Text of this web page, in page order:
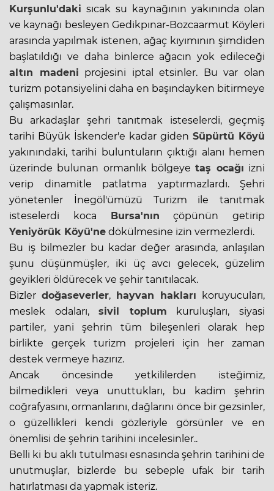
Kurşunlu'daki sıcak su kaynağının yakınında olan
ve kaynağı besleyen Gedikpınar-Bozcaarmut Köyleri
arasında yapılmak istenen, ağaç kıyımının şimdiden
başlatıldığı ve daha binlerce ağacın yok edileceği
altın madeni projesini iptal etsinler. Bu var olan
turizm potansiyelini daha en başındayken bitirmeye
çalışmasınlar.
Bu arkadaşlar şehri tanıtmak isteselerdi, geçmiş
tarihi Büyük İskender'e kadar giden Süpürtü Köyü
yakınındaki, tarihi buluntuların çıktığı alanı hemen
üzerinde bulunan ormanlık bölgeyetaş ocağı izni
verip dinamitle patlatma yaptırmazlardı. Şehri
yönetenler İnegöl'ümüzü Turizm ile tanıtmak
isteselerdi koca Bursa'nın çöpünün getirip
Yeniyörük Köyü'ne dökülmesine izin vermezlerdi.
Bu iş bilmezler bu kadar değer arasında, anlaşılan
şunu düşünmüşler, iki üç avcı gelecek, güzelim
geyikleri öldürecek ve şehir tanıtılacak.
Bizler doğaseverler, hayvan hakları koruyucuları,
meslek odaları,sivil toplum kuruluşları, siyasi
partiler, yani şehrin tüm bileşenleri olarak hep
birlikte gerçek turizm projeleri için her zaman
destek vermeye hazırız.
Ancak öncesinde yetkililerden isteğimiz,
bilmedikleri veya unuttukları, bu kadim şehrin
coğrafyasını, ormanlarını, dağlarını önce bir gezsinler,
o güzellikleri kendi gözleriyle görsünler ve en
önemlisi de şehrin tarihini incelesinler..
Belli ki bu aklı tutulması esnasında şehrin tarihini de
unutmuşlar, bizlerde bu sebeple ufak bir tarih
hatırlatması da yapmak isteriz.